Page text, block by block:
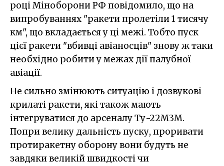
році Міноборони РФ повідомило, що на
випробуваннях "ракети пролетіли 1 тисячу
км", що вкладається у ці межі. Тобто пуск
цієї ракети "вбивці авіаносців" знову ж таки
необхідно робити у межах дії палубної
авіації.
Не сильно змінюють ситуацію і дозвукові
крилаті ракети, які також мають
інтегруватися до арсеналу Ту-22М3М.
Попри велику дальність пуску, проривати
протиракетну оборону вони будуть не
завдяки великій швидкості чи